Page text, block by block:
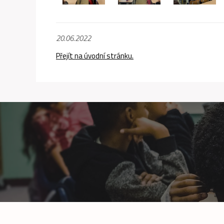
20.06.2022
Přejít na úvodní stránku.